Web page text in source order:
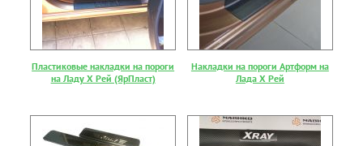
Пластиковые накладки на пороги
на Ладу Х Рей (ЯрПласт)
Накладки на пороги Артформ на
Лада Х Рей